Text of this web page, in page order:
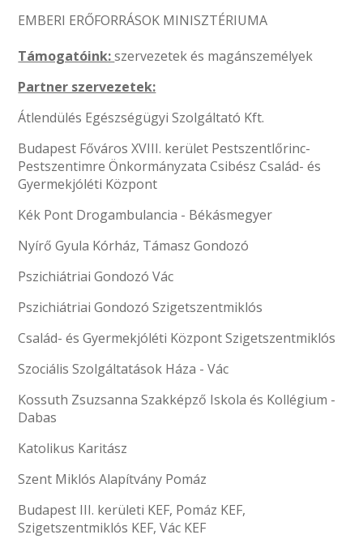
EMBERI ERŐFORRÁSOK MINISZTÉRIUMA
Támogatóink:szervezetek és magánszemélyek
Partner szervezetek:
Átlendülés Egészségügyi Szolgáltató Kft.
Budapest Főváros XVIII. kerület Pestszentlőrinc-
Pestszentimre Önkormányzata Csibész Család- és
Gyermekjóléti Központ
Kék Pont Drogambulancia - Békásmegyer
Nyírő Gyula Kórház, Támasz Gondozó
Pszichiátriai Gondozó Vác
Pszichiátriai Gondozó Szigetszentmiklós
Család- és Gyermekjóléti Központ Szigetszentmiklós
Szociális Szolgáltatások Háza - Vác
Kossuth Zsuzsanna Szakképző Iskola és Kollégium -
Dabas
Katolikus Karitász
Szent Miklós Alapítvány Pomáz
Budapest III. kerületi KEF, Pomáz KEF,
Szigetszentmiklós KEF, Vác KEF